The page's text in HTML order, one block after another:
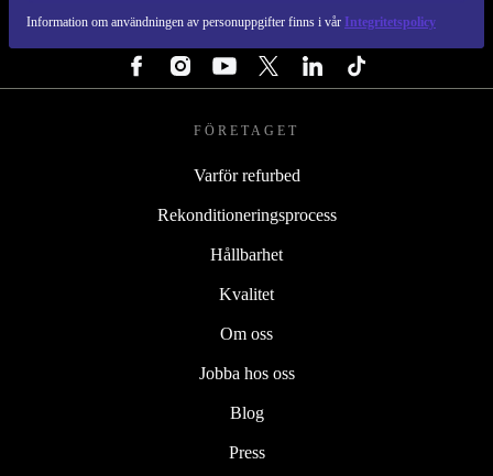
Information om användningen av personuppgifter finns i vår Integritetspolicy
FÖLJ OSS
FÖRETAGET
Varför refurbed
Rekonditioneringsprocess
Hållbarhet
Kvalitet
Om oss
Jobba hos oss
Blog
Press